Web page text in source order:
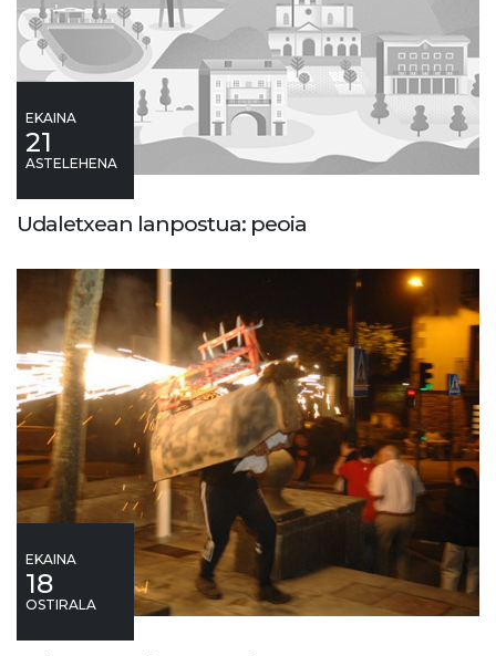
EKAINA
21
ASTELEHENA
Udaletxean lanpostua: peoia
EKAINA
18
OSTIRALA